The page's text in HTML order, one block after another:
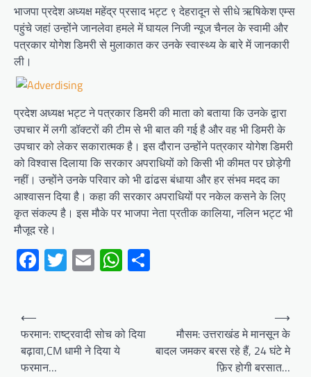
भाजपा प्रदेश अध्यक्ष महेंद्र प्रसाद भट्ट ९ देहरादून से सीधे ऋषिकेश एम्स
पहुंचे जहां उन्होंने जानलेवा हमले में घायल निजी न्यूज चैनल के स्वामी और
पत्रकार योगेश डिमरी से मुलाकात कर उनके स्वास्थ्य के बारे में जानकारी
ली।
प्रदेश अध्यक्ष भट्ट ने पत्रकार डिमरी की माता को बताया कि उनके द्वारा
उपचार में लगी डॉक्टरों की टीम से भी बात की गई है और वह भी डिमरी के
उपचार को लेकर सकारात्मक है। इस दौरान उन्होंने पत्रकार योगेश डिमरी
को विश्वास दिलाया कि सरकार अपराधियों को किसी भी कीमत पर छोड़ेगी
नहीं। उन्होंने उनके परिवार को भी ढांढस बंधाया और हर संभव मदद का
आश्वासन दिया है। कहा की सरकार अपराधियों पर नकेल कसने के लिए
कृत संकल्प है। इस मौके पर भाजपा नेता प्रतीक कालिया, नलिन भट्ट भी
मौजूद रहे।
Facebook
Twitter
EmailWhatsApp
Post
navigation
⟵
फरमान: राष्ट्रवादी सोच को दिया
बढ़ावा,CM धामी ने दिया ये
फरमान…
मौसम: उत्तराखंड मे मानसून के
बादल जमकर बरस रहे हैं, 24 घंटे मे
फ़िर होगी बरसात…
⟶